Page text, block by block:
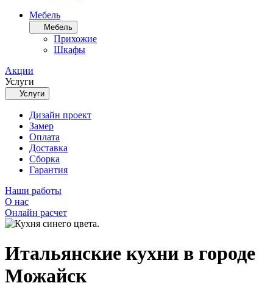
Мебель
Мебель
Прихожие
Шкафы
Акции
Услуги
Услуги
Дизайн проект
Замер
Оплата
Доставка
Сборка
Гарантия
Наши работы
О нас
Онлайн расчет
Итальянские кухни в городе
Можайск